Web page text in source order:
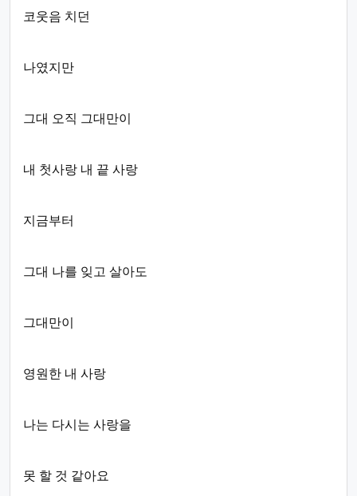
코웃음 치던
나였지만
그대 오직 그대만이
내 첫사랑 내 끝 사랑
지금부터
그대 나를 잊고 살아도
그대만이
영원한 내 사랑
나는 다시는 사랑을
못 할 것 같아요